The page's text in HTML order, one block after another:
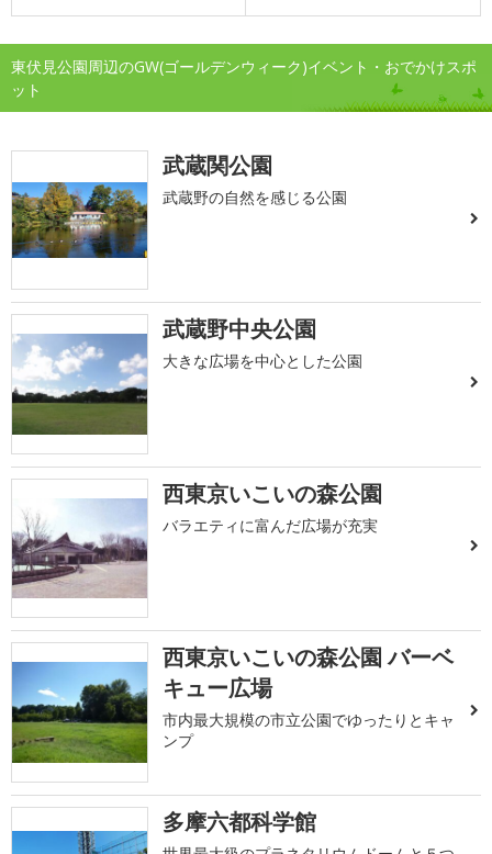
東伏見公園周辺のGW(ゴールデンウィーク)イベント・おでかけスポ
ット
武蔵関公園
武蔵野の自然を感じる公園
武蔵野中央公園
大きな広場を中心とした公園
西東京いこいの森公園
バラエティに富んだ広場が充実
西東京いこいの森公園 バーベ
キュー広場
市内最大規模の市立公園でゆったりとキャ
ンプ
多摩六都科学館